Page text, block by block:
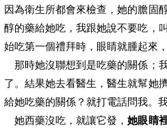
因為衛生所都會來檢查，她的膽固
醇的藥給她吃，我跟她說不要吃，
始吃第一個禮拜時，眼睛就腫起來
那時她沒聯想到是吃藥的關係；
了。結果她去看醫生，醫生就幫她
給她吃藥的關係？就打電話問我。
她西藥沒吃，就讓它發，她眼睛